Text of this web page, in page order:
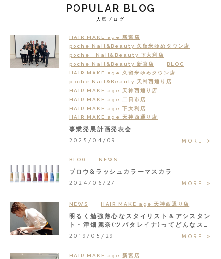
POPULAR BLOG
人気ブログ
HAIR MAKE age 新宮店
poche Nail&Beauty 久留米ゆめタウン店
poche Nail&Beauty 下大利店
poche Nail&Beauty 新宮店
BLOG
HAIR MAKE age 久留米ゆめタウン店
poche Nail&Beauty 天神西通り店
HAIR MAKE age 天神西通り店
HAIR MAKE age 二日市店
HAIR MAKE age 下大利店
HAIR MAKE age 天神西通り店
事業発展計画発表会
2025/04/09 MORE
BLOG NEWS
ブロウ&ラッシュカラーマスカラ
2024/06/27 MORE
NEWS HAIR MAKE age 天神西通り店
明るく勉強熱心なスタイリスト＆アシスタン
ト・津畑麗奈(ツバタレイナ)ってどんなスタ
ッフ？
2019/05/29 MORE
HAIR MAKE age 新宮店